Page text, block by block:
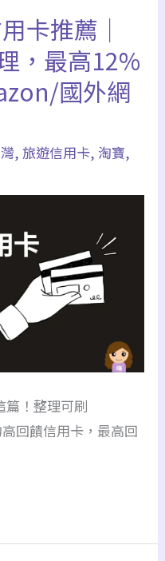
卡推薦｜
，最高12%
國外網
,旅遊信用卡, 淘寶,
篇！整理可刷
回饋信用卡，最高回